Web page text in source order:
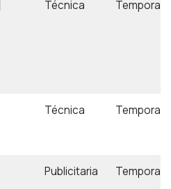
Técnica Temporal
Técnica Temporal
Publicitaria Temporal